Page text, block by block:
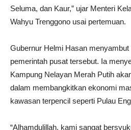
Seluma, dan Kaur,” ujar Menteri
Wahyu Trenggono usai pertemuan.
Gubernur Helmi Hasan menyambut
pemerintah pusat tersebut. Ia
Kampung Nelayan Merah Putih
dalam membangkitkan ekonomi
kawasan terpencil seperti Pulau
“Alhamdulillah, kami sangat